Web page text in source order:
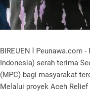
BIREUEN l Peunawa.com
Indonesia) serah terima
(MPC) bagi masyarakat
Melalui proyek Aceh